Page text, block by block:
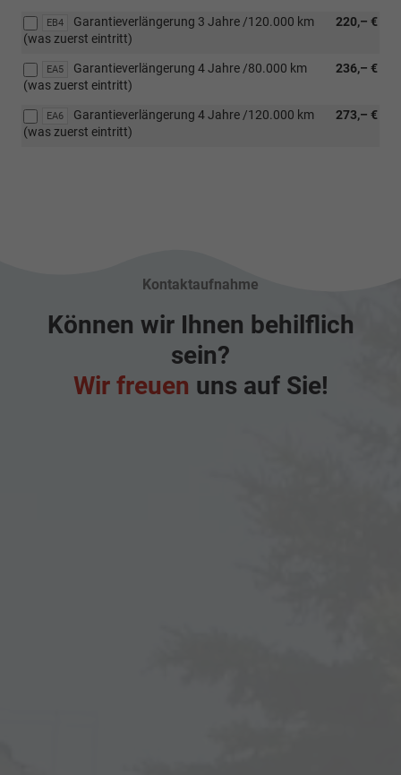
EB4 220,– €
Garantieverlängerung 3 Jahre /120.000 km
(was zuerst eintritt)
EA5 236,– €
Garantieverlängerung 4 Jahre /80.000 km
(was zuerst eintritt)
EA6 273,– €
Garantieverlängerung 4 Jahre /120.000 km
(was zuerst eintritt)
Kontaktaufnahme
Können wir Ihnen behilflich
sein?
Wir freuen uns auf Sie!